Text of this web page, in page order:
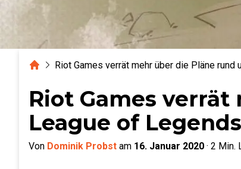
HomeRiot Games verrät mehr über die Pläne
Riot Games
League of
Von Dominik Probst am 16. Januar 2020 · 2 Min.